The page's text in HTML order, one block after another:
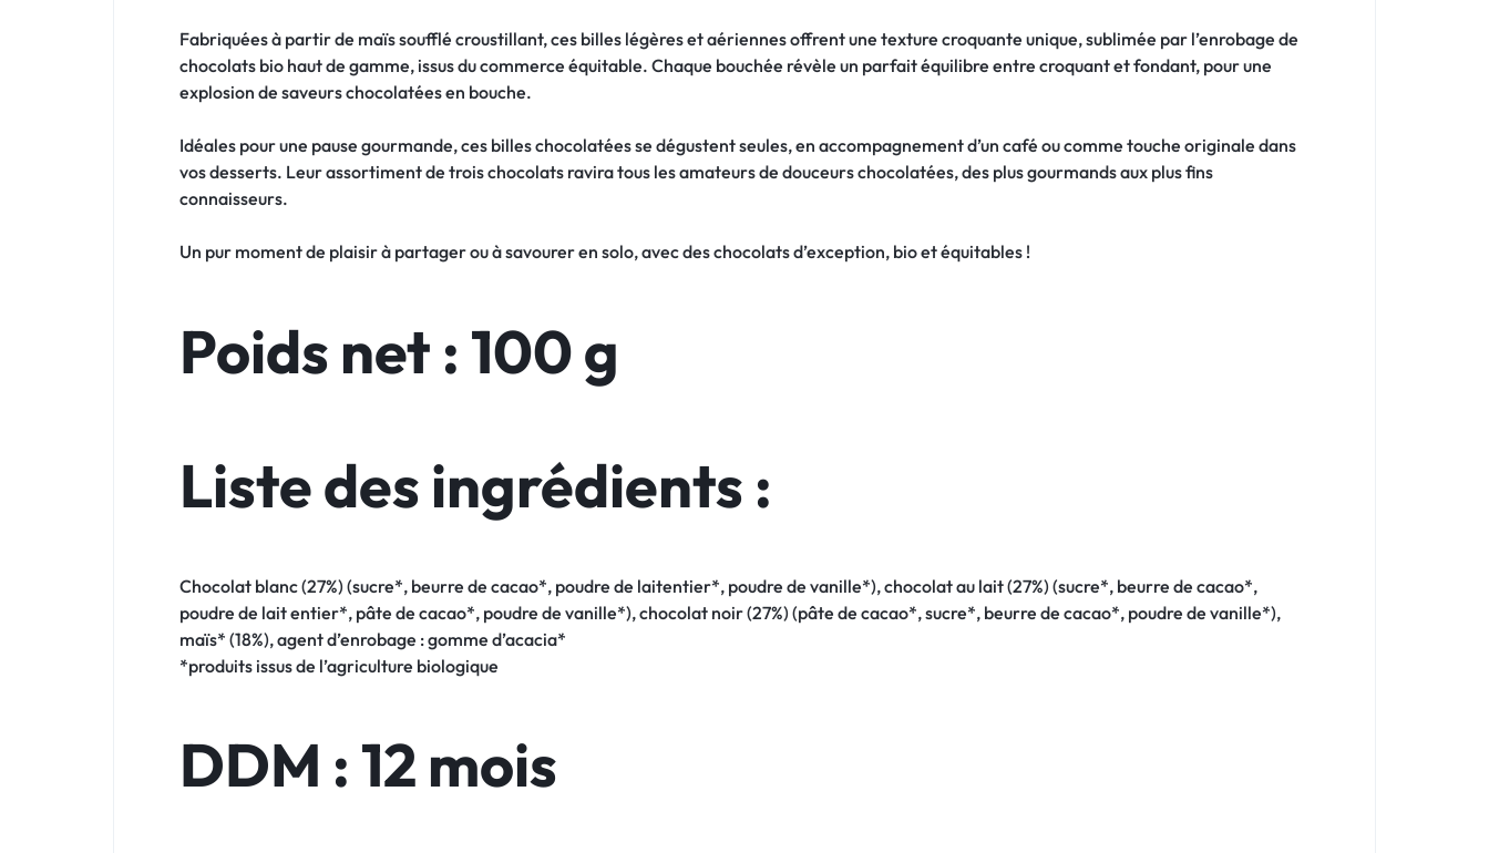
Fabriquées à partir de maïs soufflé croustillant, ces billes légères et aériennes offrent une texture croquante unique, sublimée par l’enrobage de
chocolats bio haut de gamme, issus du commerce équitable. Chaque bouchée révèle un parfait équilibre entre croquant et fondant, pour une
explosion de saveurs chocolatées en bouche.
Idéales pour une pause gourmande, ces billes chocolatées se dégustent seules, en accompagnement d’un café ou comme touche originale dans
vos desserts. Leur assortiment de trois chocolats ravira tous les amateurs de douceurs chocolatées, des plus gourmands aux plus fins
connaisseurs.
Un pur moment de plaisir à partager ou à savourer en solo, avec des chocolats d’exception, bio et équitables !
Poids net : 100 g
Liste des ingrédients :
Chocolat blanc (27%) (sucre*, beurre de cacao*, poudre de laitentier*, poudre de vanille*), chocolat au lait (27%) (sucre*, beurre de cacao*,
poudre de lait entier*, pâte de cacao*, poudre de vanille*), chocolat noir (27%) (pâte de cacao*, sucre*, beurre de cacao*, poudre de vanille*),
maïs* (18%), agent d’enrobage : gomme d’acacia*
*produits issus de l’agriculture biologique
DDM : 12 mois